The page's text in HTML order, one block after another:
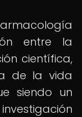
entre la
científica,
de la vida
siendo un